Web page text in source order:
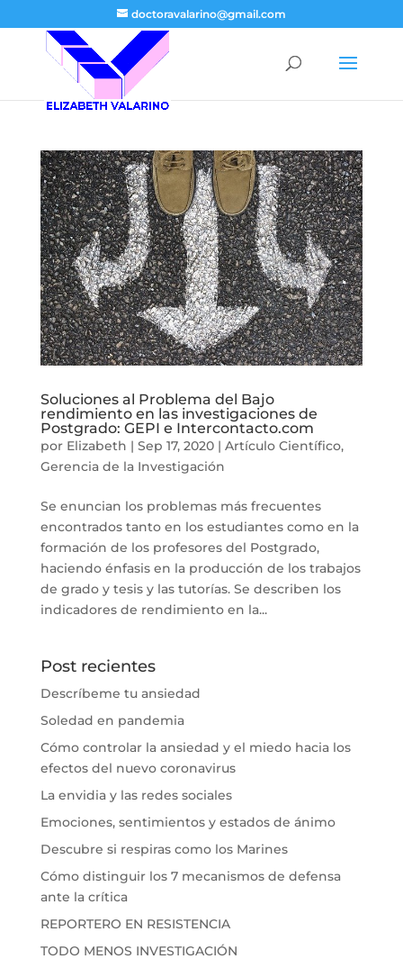
doctoravalarino@gmail.com
Soluciones al Problema del Bajo
rendimiento en las investigaciones de
Postgrado: GEPI e Intercontacto.com
por Elizabeth | Sep 17, 2020| Artículo Científico,
Gerencia de la Investigación
Se enuncian los problemas más frecuentes
encontrados tanto en los estudiantes como en la
formación de los profesores del Postgrado,
haciendo énfasis en la producción de los trabajos
de grado y tesis y las tutorías. Se describen los
indicadores de rendimiento en la...
Post recientes
Descríbeme tu ansiedad
Soledad en pandemia
Cómo controlar la ansiedad y el miedo hacia los
efectos del nuevo coronavirus
La envidia y las redes sociales
Emociones, sentimientos y estados de ánimo
Descubre si respiras como los Marines
Cómo distinguir los 7 mecanismos de defensa
ante la crítica
REPORTERO EN RESISTENCIA
TODO MENOS INVESTIGACIÓN